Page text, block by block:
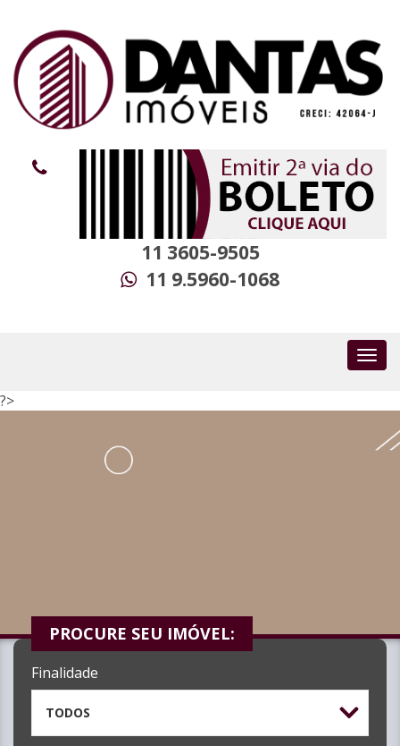
11 3605-9505
11 9.5960-1068
?>
PROCURE SEU IMÓVEL:
Finalidade
TODOS